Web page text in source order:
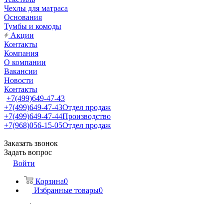
Чехлы для матраса
Основания
Тумбы и комоды
Акции
Контакты
Компания
О компании
Вакансии
Новости
Контакты
+7(499)649-47-43
+7(499)649-47-43Отдел продаж
+7(499)649-47-44Производство
+7(968)056-15-05Отдел продаж
Заказать звонок
Задать вопрос
Войти
Корзина0
Избранные товары0